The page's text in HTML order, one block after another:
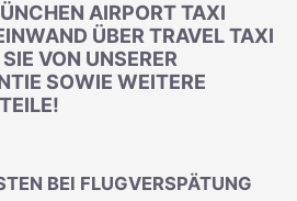
AIRPORT TAXI
ÜBER TRAVEL TAXI
VON UNSERER
SOWIE WEITERE
BEI FLUGVERSPÄTUNG